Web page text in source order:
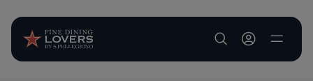
User account